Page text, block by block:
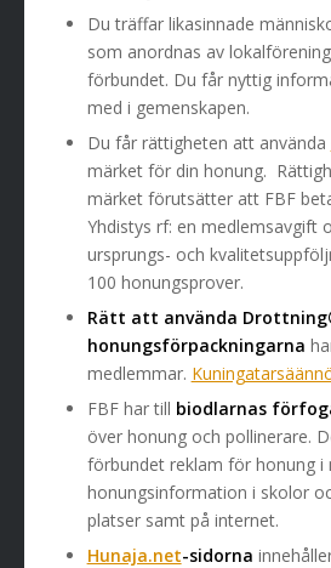
Du träffar likasinnade
som anordnas av
förbundet. Du får nyttig
med i gemenskapen.
Du får rättigheten att använda
märket för din honung.
märket förutsätter att FBF
Yhdistys rf: en medlemsavgift
ursprungs- och
100 honungsprover.
Rätt att använda
honungsförpackningarna
medlemmar.
FBF har till biodlarnas
över honung och pollinerare.
förbundet reklam för honung i
honungsinformation i skolor
platser samt på internet.
Hunaja.net-sidorna